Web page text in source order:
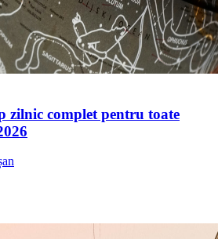
zilnic complet pentru toate